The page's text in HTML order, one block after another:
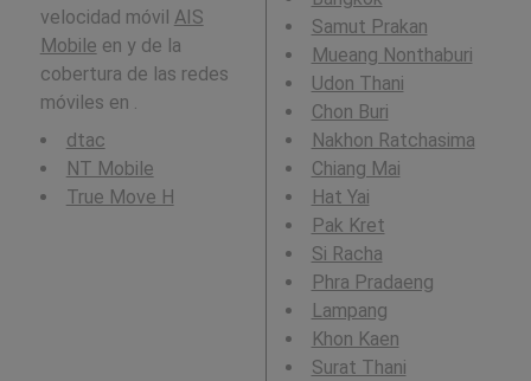
velocidad móvil AIS
Mobile en y de la
cobertura de las redes
móviles en .
dtac
NT Mobile
True Move H
Samut Prakan
Mueang Nonthaburi
Udon Thani
Chon Buri
Nakhon Ratchasima
Chiang Mai
Hat Yai
Pak Kret
Si Racha
Phra Pradaeng
Lampang
Khon Kaen
Surat Thani